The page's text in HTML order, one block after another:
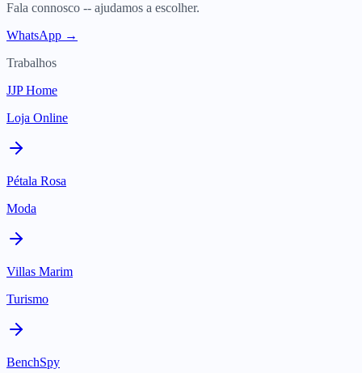
Fala connosco -- ajudamos a escolher.
WhatsApp →
Trabalhos
JJP Home
Loja Online
Pétala Rosa
Moda
Villas Marim
Turismo
BenchSpy